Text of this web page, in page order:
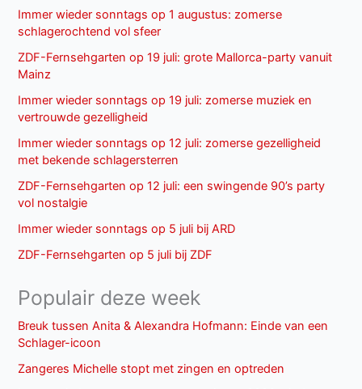
Immer wieder sonntags op 1 augustus: zomerse
schlagerochtend vol sfeer
ZDF-Fernsehgarten op 19 juli: grote Mallorca-party vanuit
Mainz
Immer wieder sonntags op 19 juli: zomerse muziek en
vertrouwde gezelligheid
Immer wieder sonntags op 12 juli: zomerse gezelligheid
met bekende schlagersterren
ZDF-Fernsehgarten op 12 juli: een swingende 90’s party
vol nostalgie
Immer wieder sonntags op 5 juli bij ARD
ZDF-Fernsehgarten op 5 juli bij ZDF
Populair deze week
Breuk tussen Anita & Alexandra Hofmann: Einde van een
Schlager-icoon
Zangeres Michelle stopt met zingen en optreden